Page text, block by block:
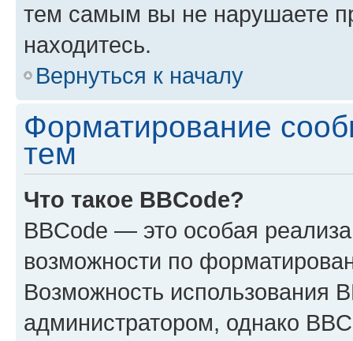
тем самым вы не нарушаете
находитесь.
Вернуться к началу
Форматирование
тем
Что такое BBCode?
BBCode — это особая
возможности по
Возможность использования
администратором, однако